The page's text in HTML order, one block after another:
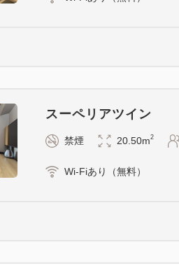
スーペリアツイン
禁煙 20.50m2
Wi-Fiあり（無料）